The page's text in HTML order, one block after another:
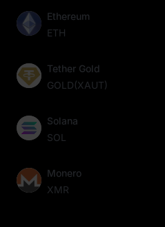
Ethereum
ETH
Tether Gold
GOLD(XAUT)
Solana
SOL
Monero
XMR